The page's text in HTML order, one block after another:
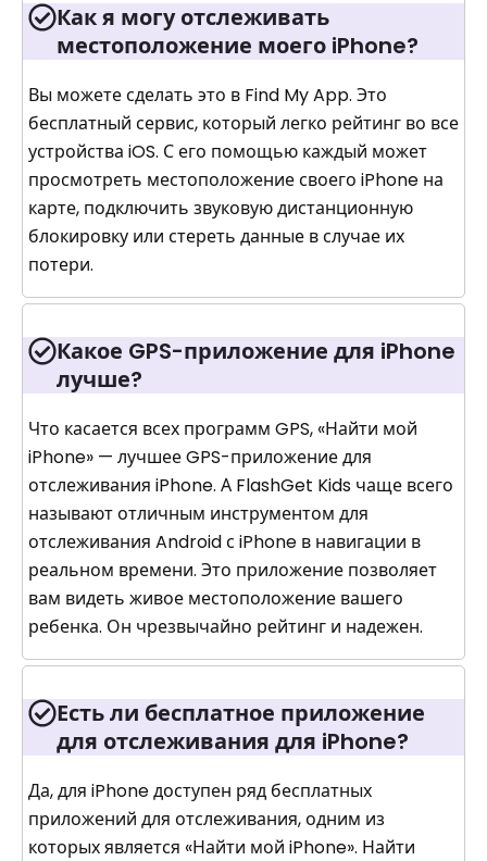
Как я могу отслеживать
местоположение моего iPhone?
Вы можете сделать это в Find My App. Это
бесплатный сервис, который легко рейтинг во все
устройства iOS. С его помощью каждый может
просмотреть местоположение своего iPhone на
карте, подключить звуковую дистанционную
блокировку или стереть данные в случае их
потери.
Какое GPS-приложение для iPhone
лучше?
Что касается всех программ GPS, «Найти мой
iPhone» — лучшее GPS-приложение для
отслеживания iPhone. А FlashGet Kids чаще всего
называют отличным инструментом для
отслеживания Android с iPhone в навигации в
реальном времени. Это приложение позволяет
вам видеть живое местоположение вашего
ребенка. Он чрезвычайно рейтинг и надежен.
Есть ли бесплатное приложение
для отслеживания для iPhone?
Да, для iPhone доступен ряд бесплатных
приложений для отслеживания, одним из
которых является «Найти мой iPhone». Найти